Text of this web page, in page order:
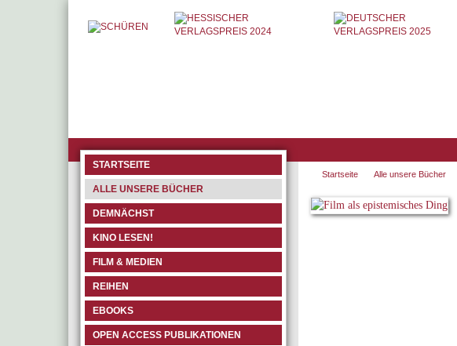
STARTSEITE
ALLE UNSERE BÜCHER
DEMNÄCHST
KINO LESEN!
FILM & MEDIEN
REIHEN
EBOOKS
OPEN ACCESS PUBLIKATIONEN
Startseite Alle unsere Bücher